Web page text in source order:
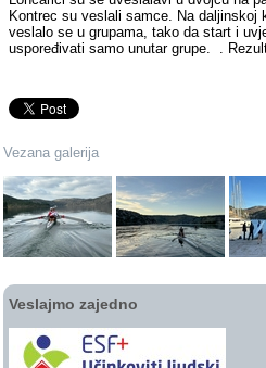
Kontrec su veslali samce. Na daljinskoj
veslalo se u grupama, tako da start i
uspoređivati samo unutar grupe. .
Vezana galerija
Veslajmo zajedno